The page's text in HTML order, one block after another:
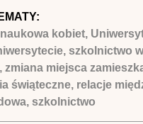
kobiet,
szkolnictwo
zmiana miejsca
świąteczne, relacje
szkolnictwo